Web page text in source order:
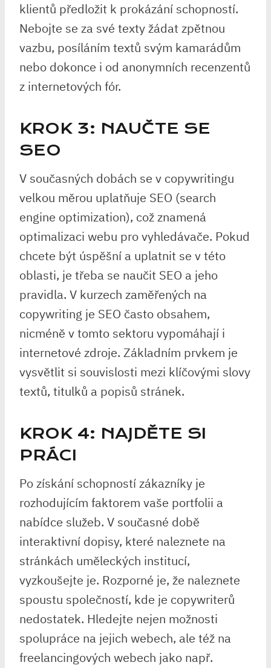
klientů předložit k prokázání schopností.
Nebojte se za své texty žádat zpětnou
vazbu, posíláním textů svým kamarádům
nebo dokonce i od anonymních recenzentů
z internetových fór.
KROK 3: NAUČTE SE
SEO
V současných dobách se v copywritingu
velkou měrou uplatňuje SEO (search
engine optimization), což znamená
optimalizaci webu pro vyhledávače. Pokud
chcete být úspěšní a uplatnit se v této
oblasti, je třeba se naučit SEO a jeho
pravidla. V kurzech zaměřených na
copywriting je SEO často obsahem,
nicméně v tomto sektoru vypomáhají i
internetové zdroje. Základním prvkem je
vysvětlit si souvislosti mezi klíčovými slovy
textů, titulků a popisů stránek.
KROK 4: NAJDĚTE SI
PRÁCI
Po získání schopností zákazníky je
rozhodujícím faktorem vaše portfolii a
nabídce služeb. V současné době
interaktivní dopisy, které naleznete na
stránkách uměleckých institucí,
vyzkoušejte je. Rozporné je, že naleznete
spoustu společností, kde je copywriterů
nedostatek. Hledejte nejen možnosti
spolupráce na jejich webech, ale též na
freelancingových webech jako např.